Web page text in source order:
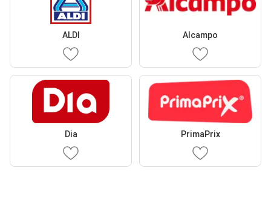
ALDI Alcampo
Dia PrimaPrix